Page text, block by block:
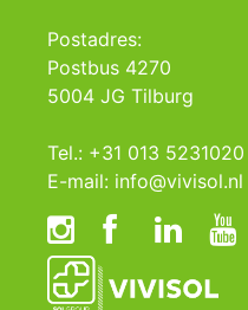
Postadres:
Postbus 4270
5004 JG Tilburg
Tel.: +31 013 5231020
E-mail: info@vivisol.nl